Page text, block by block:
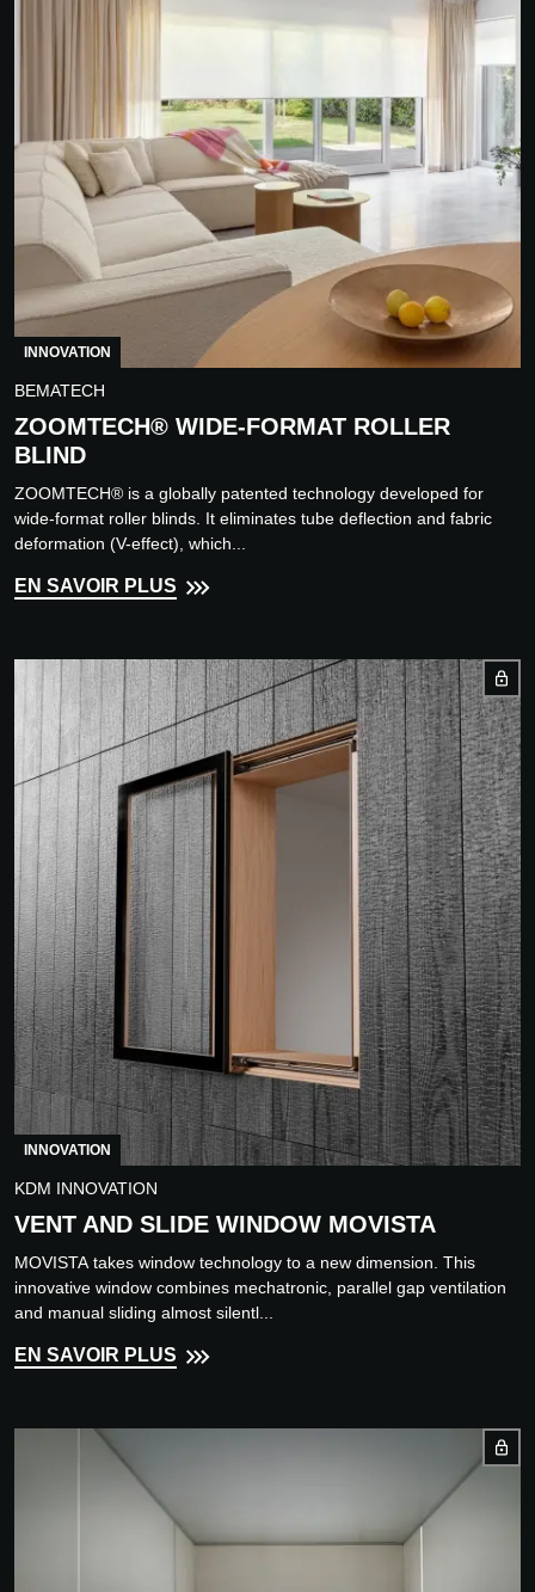
INNOVATION
BEMATECH
ZOOMTECH® WIDE-FORMAT ROLLER
BLIND
ZOOMTECH® is a globally patented technology developed for
wide-format roller blinds. It eliminates tube deflection and fabric
deformation (V-effect), which...
EN SAVOIR PLUS
INNOVATION
KDM INNOVATION
VENT AND SLIDE WINDOW MOVISTA
MOVISTA takes window technology to a new dimension. This
innovative window combines mechatronic, parallel gap ventilation
and manual sliding almost silentl...
EN SAVOIR PLUS